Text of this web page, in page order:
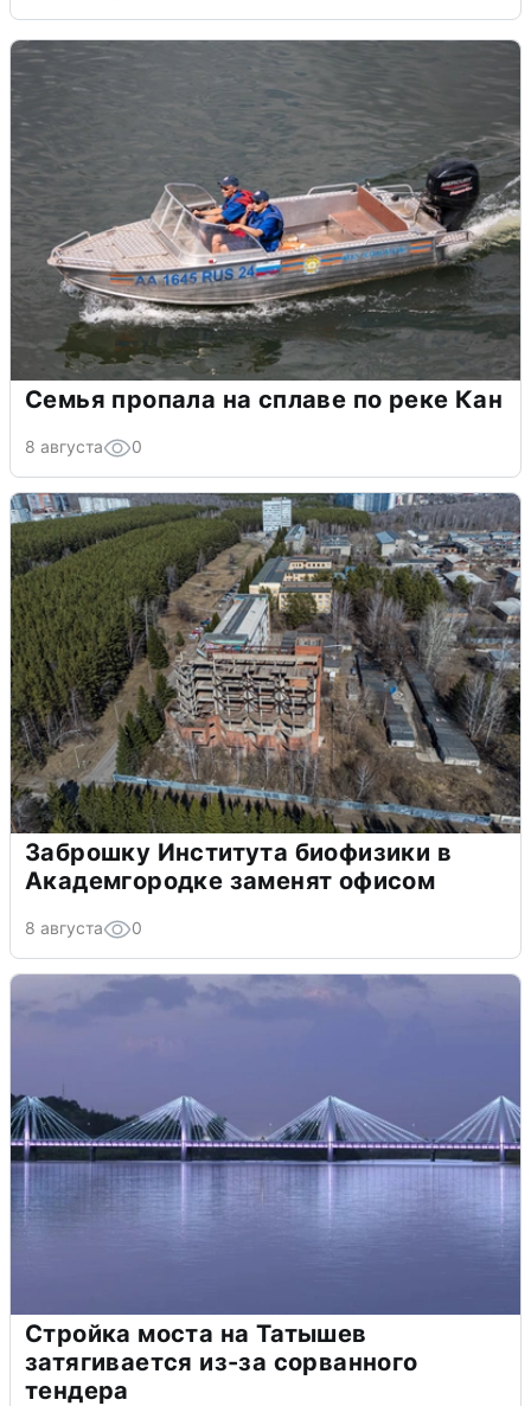
Семья пропала на сплаве по реке Кан
8 августа 0
Заброшку Института биофизики в
Академгородке заменят офисом
8 августа 0
Стройка моста на Татышев
затягивается из-за сорванного
тендера